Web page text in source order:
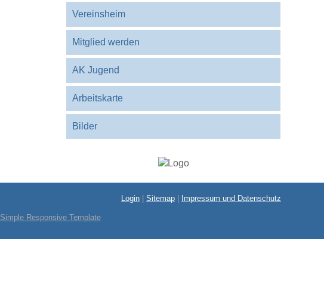
Vereinsheim
Mitglied werden
AK Jugend
Arbeitskarte
Bilder
Login Sitemap Impressum und Datenschutz
Simple Responsive Template